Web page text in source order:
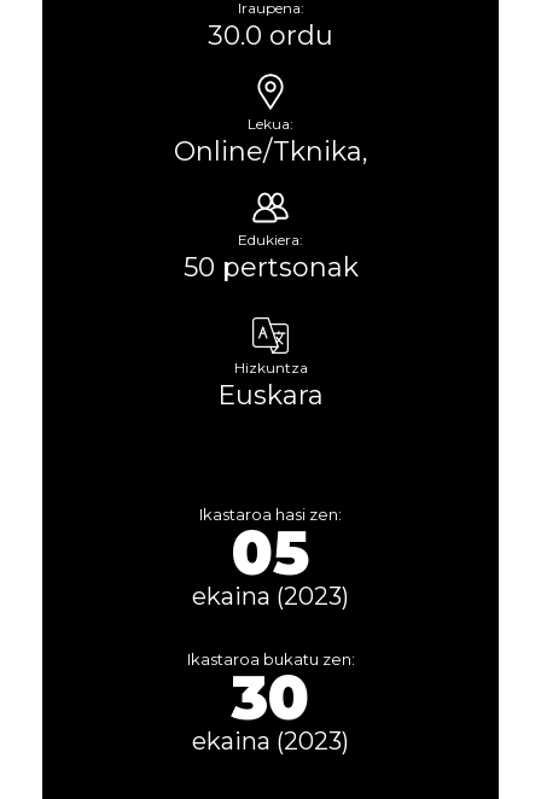
Iraupena:
30.0 ordu
Lekua:
Online/Tknika,
Edukiera:
50 pertsonak
Hizkuntza
Euskara
Ikastaroa hasi zen:
05
ekaina (2023)
Ikastaroa bukatu zen:
30
ekaina (2023)